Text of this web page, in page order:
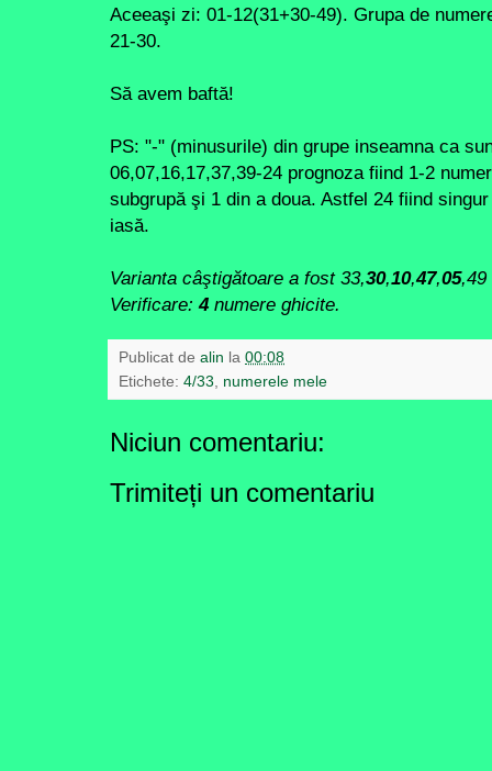
Aceeaşi zi: 01-12(31+30-49). Grupa de
21-30.
Să avem baftă!
PS: "-" (minusurile) din grupe inseamna ca
06,07,16,17,37,39-24 prognoza fiind 1-2
subgrupă şi 1 din a doua. Astfel 24 fiind
iasă.
Varianta câştigătoare a fost 33,30,10,47,05,49
Verificare:4 numere ghicite.
Publicat de alin la 00:08
Etichete: 4/33 numerele mele
Niciun comentariu:
Trimiteți un comentariu